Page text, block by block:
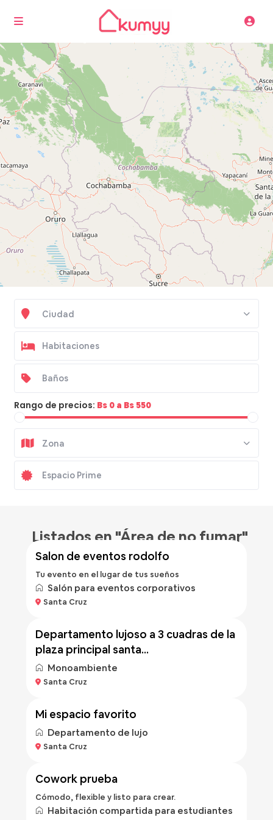
Cargando mapas
Ciudad
Rango de precios: Bs 0 a Bs 550
Zona
Listados en "Área de no fumar"
salon de eventos rodolfo
Tu evento en el lugar de tus sueños
Salón para eventos corporativos
Santa Cruz
Bs 500/noche
departamento lujoso a 3 cuadras de la
plaza principal santa...
Monoambiente
Santa Cruz
Bs 400/noche
mi espacio favorito
Departamento de lujo
Santa Cruz
Bs 100/hora
cowork prueba
Cómodo, flexible y listo para crear.
Habitación compartida para estudiantes